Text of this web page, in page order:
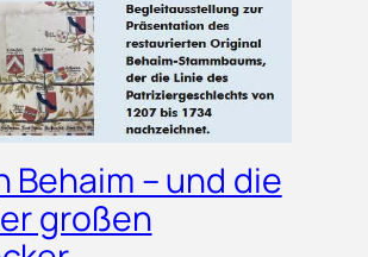
Behaim – und die
großen